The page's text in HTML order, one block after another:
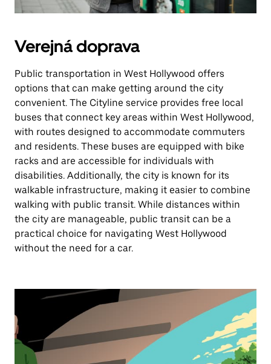
Verejná doprava
Public transportation in West Hollywood offers
options that can make getting around the city
convenient. The Cityline service provides free local
buses that connect key areas within West Hollywood,
with routes designed to accommodate commuters
and residents. These buses are equipped with bike
racks and are accessible for individuals with
disabilities. Additionally, the city is known for its
walkable infrastructure, making it easier to combine
walking with public transit. While distances within
the city are manageable, public transit can be a
practical choice for navigating West Hollywood
without the need for a car.